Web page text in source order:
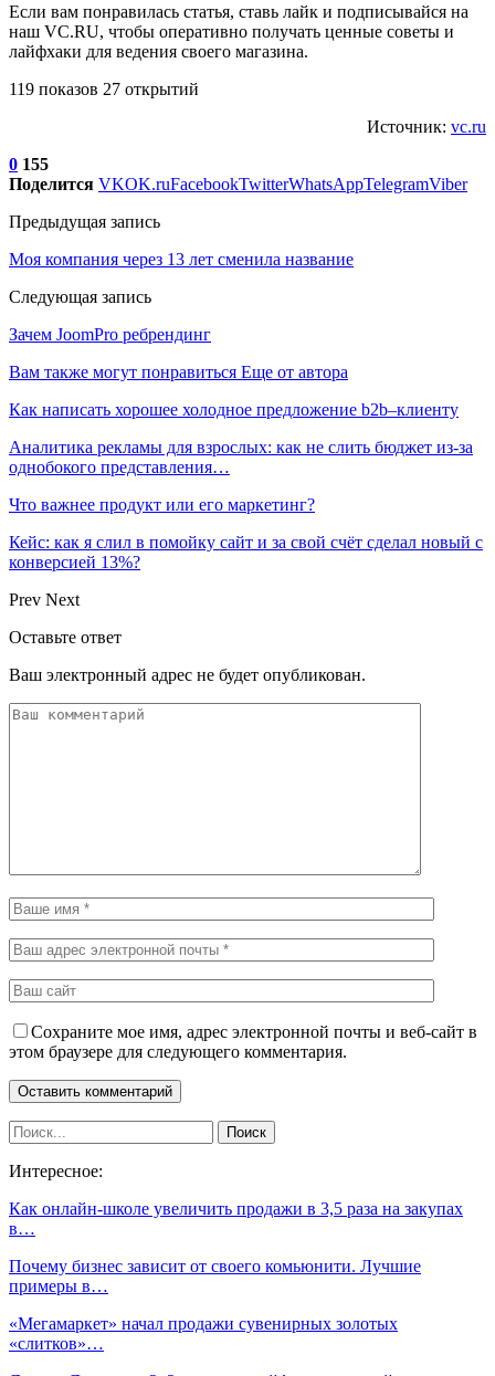
Если вам понравилась статья, ставь лайк и подписывайся на
наш VC.RU, чтобы оперативно получать ценные советы и
лайфхаки для ведения своего магазина.
119 показов 27 открытий
Источник: vc.ru
0 155
Поделится VKOK.ruFacebookTwitterWhatsAppTelegramViber
Предыдущая запись
Моя компания через 13 лет сменила название
Следующая запись
Зачем JoomPro ребрендинг
Вам также могут понравиться Еще от автора
Как написать хорошее холодное предложение b2b–клиенту
Аналитика рекламы для взрослых: как не слить бюджет из-за
однобокого представления…
Что важнее продукт или его маркетинг?
Кейс: как я слил в помойку сайт и за свой счёт сделал новый с
конверсией 13%?
Prev Next
Оставьте ответ
Ваш электронный адрес не будет опубликован.
Сохраните мое имя, адрес электронной почты и веб-сайт в
этом браузере для следующего комментария.
Интересное:
Как онлайн-школе увеличить продажи в 3,5 раза на закупах
в…
Почему бизнес зависит от своего комьюнити. Лучшие
примеры в…
«Мегамаркет» начал продажи сувенирных золотых
«слитков»…